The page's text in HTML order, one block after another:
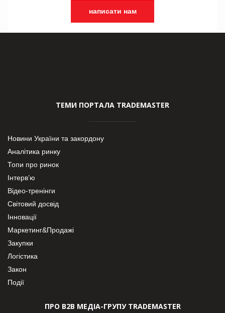
написати нам
ТЕМИ ПОРТАЛА TRADEMASTER
Новини України та закордону
Аналітика ринку
Топи про ринок
Інтерв’ю
Відео-тренінги
Світовий досвід
Інновації
Маркетинг&Продажі
Закупки
Логістика
Закон
Події
ПРО В2В МЕДІА-ГРУПУ TRADEMASTER